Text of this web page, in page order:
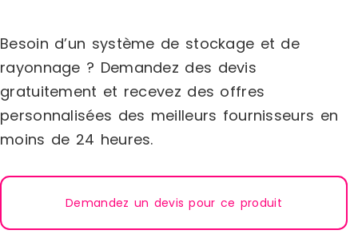
robuste très bon rapport qualité/prix,
idéal pour le stockageDimensions :Hors
tout : L.1430 x P.400 x H.1048 mm
robuste
Besoin d’un système de stockage et de
rayonnage ? Demandez des devis
gratuitement et recevez des offres
personnalisées des meilleurs fournisseurs en
moins de 24 heures.
Demandez un devis pour ce produit